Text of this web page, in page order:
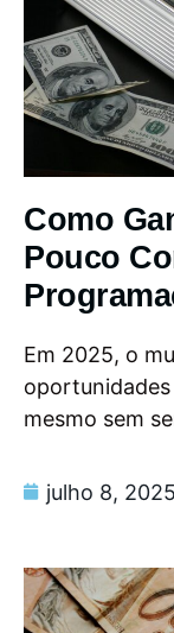
Como
Pouco
Em 2025, o
mesmo sem
julho 8, 2025